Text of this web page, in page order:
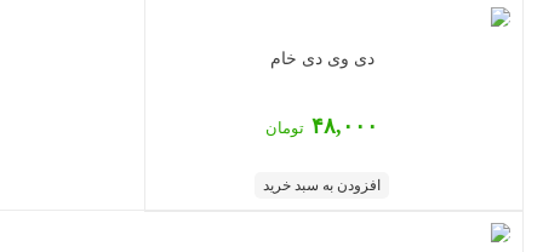
دی وی دی خام
۴۸,۰۰۰تومان
افزودن به سبد خرید